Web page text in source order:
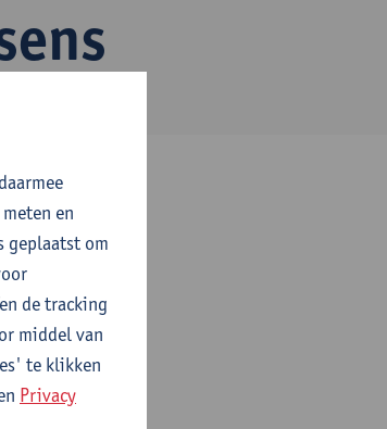
en
geplaatst om
de tracking
middel van
te klikken
Privacy